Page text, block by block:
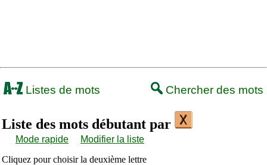
Listes de mots Chercher des mots
Liste des mots débutant par
Mode rapide
Modifier la liste
Cliquez pour choisir la deuxième lettre